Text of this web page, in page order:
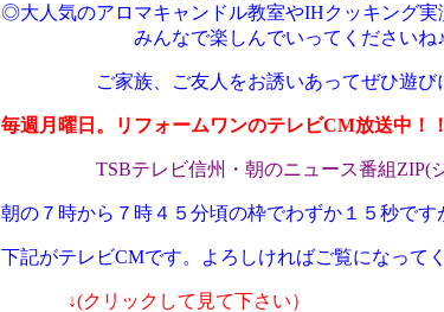
◎大人気のアロマキャンドル教室やIHクッキング
みんなで楽しんでいってくださいね♪
ご家族、ご友人をお誘いあってぜひ遊びに
毎週月曜日。リフォームワンのテレビCM放送中！！
TSBテレビ信州・朝のニュース番組ZIP(ジ
朝の７時から７時４５分頃の枠でわずか１５秒です
下記がテレビCMです。よろしければご覧になってく
↓(クリックして見て下さい）